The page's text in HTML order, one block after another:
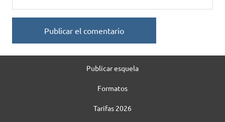
Publicar esquela
Formatos
Tarifas 2026